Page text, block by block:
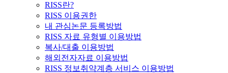
RISS란?
RISS 이용권한
내 관심논문 등록방법
RISS 자료 유형별 이용방법
복사/대출 이용방법
해외전자자료 이용방법
RISS 정보취약계층 서비스 이용방법